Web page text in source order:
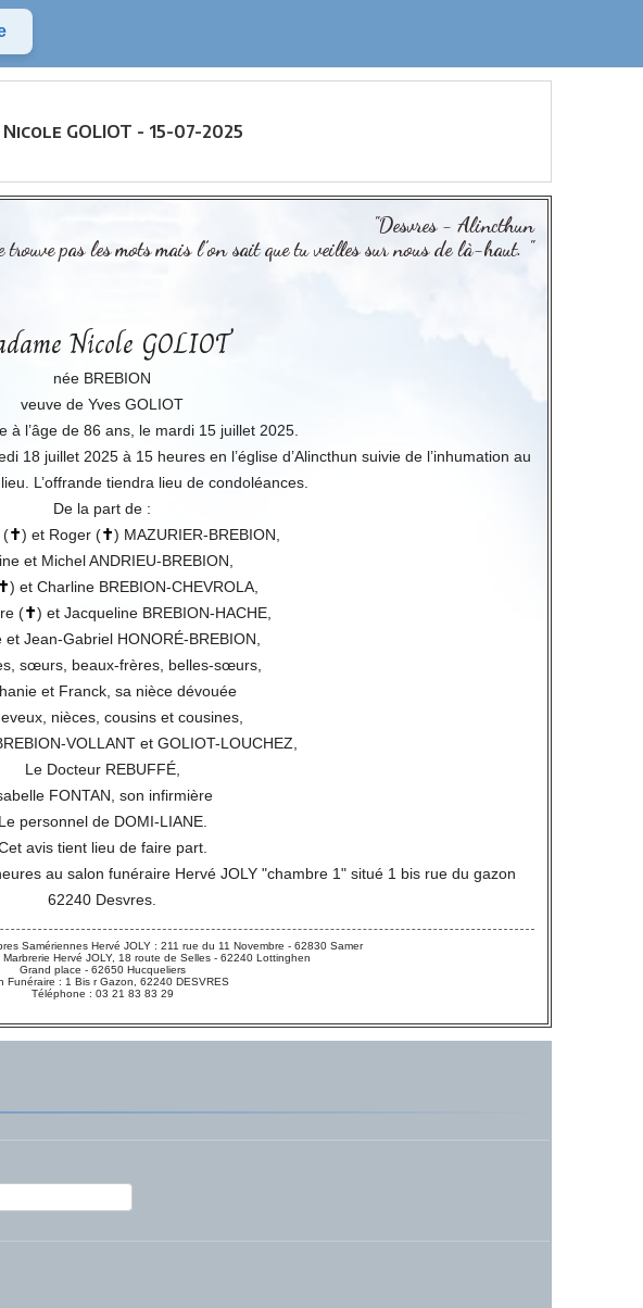
GOLIOT - 15-07-2025
"Desvres - Alincthun
trouve pas les mots mais l’on sait que tu veilles sur nous de là-haut. "
Nicole GOLIOT
née BREBION
veuve de Yves GOLIOT
à l’âge de 86 ans, le mardi 15 juillet 2025.
18 juillet 2025 à 15 heures en l’église d’Alincthun suivie de l’inhumation au
L’offrande tiendra lieu de condoléances.
De la part de :
(✝) et Roger (✝) MAZURIER-BREBION,
et Michel ANDRIEU-BREBION,
✝) et Charline BREBION-CHEVROLA,
(✝) et Jacqueline BREBION-HACHE,
et Jean-Gabriel HONORÉ-BREBION,
sœurs, beaux-frères, belles-sœurs,
et Franck, sa nièce dévouée
nièces, cousins et cousines,
VOLLANT et GOLIOT-LOUCHEZ,
Le Docteur REBUFFÉ,
FONTAN, son infirmière
Le personnel de DOMI-LIANE.
avis tient lieu de faire part.
au salon funéraire Hervé JOLY "chambre 1" situé 1 bis rue du gazon
62240 Desvres.
Samériennes Hervé JOLY : 211 rue du 11 Novembre - 62830 Samer
Hervé JOLY, 18 route de Selles - 62240 Lottinghen
Grand place - 62650 Hucqueliers
Funéraire : 1 Bis r Gazon, 62240 DESVRES
Téléphone : 03 21 83 83 29